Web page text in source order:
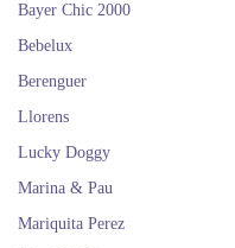
Bayer Chic 2000
Bebelux
Berenguer
Llorens
Lucky Doggy
Marina & Pau
Mariquita Perez